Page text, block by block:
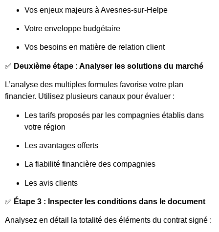
Vos enjeux majeurs à Avesnes-sur-Helpe
Votre enveloppe budgétaire
Vos besoins en matière de relation client
✅ Deuxième étape : Analyser les solutions du marché
L’analyse des multiples formules favorise votre plan
financier. Utilisez plusieurs canaux pour évaluer :
Les tarifs proposés par les compagnies établis dans
votre région
Les avantages offerts
La fiabilité financière des compagnies
Les avis clients
✅ Étape 3 : Inspecter les conditions dans le document
Analysez en détail la totalité des éléments du contrat signé :